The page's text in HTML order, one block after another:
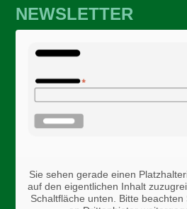
NEWSLETTER
Sie sehen gerade einen
auf den eigentlichen Inhalt
Schaltfläche unten. Bitte